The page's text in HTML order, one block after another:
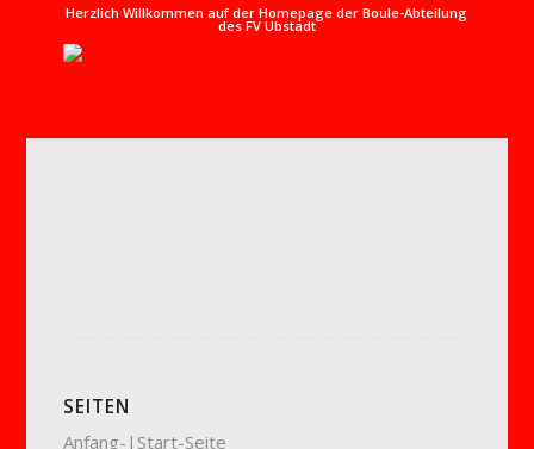
Herzlich Willkommen auf der Homepage der Boule-Abteilung
des FV Ubstadt
SEITEN
Anfang-|Start-Seite